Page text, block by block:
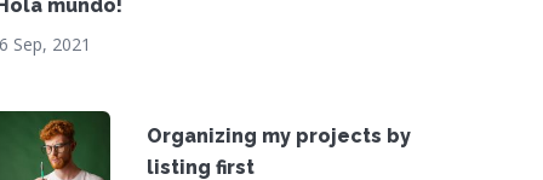
mundo!
Sep, 2021
Organizing my projects by
listing first